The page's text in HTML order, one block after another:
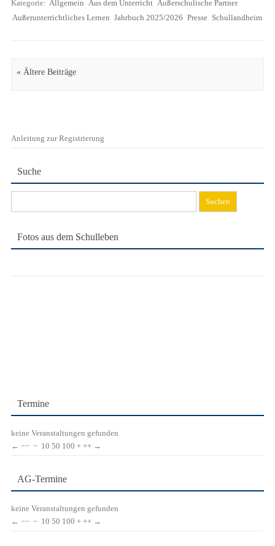
Kategorie: Allgemein Aus dem Unterricht Außerschulische Partner
Außerunterrichtliches Lernen Jahrbuch 2025/2026 Presse Schullandheim
Artikel Navigation
« Ältere Beiträge
Anleitung zur Registrierung
Suche
nach:
Fotos aus dem Schulleben
Termine
keine Veranstaltungen gefunden
← −− − 10 50 100 + ++ →
AG-Termine
keine Veranstaltungen gefunden
← −− − 10 50 100 + ++ →